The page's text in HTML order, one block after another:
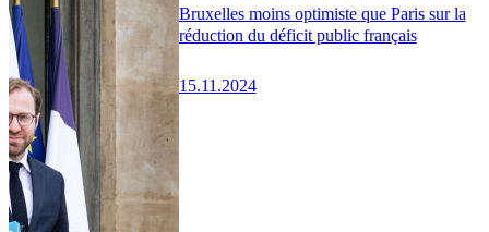
Bruxelles moins optimiste que Paris sur la
réduction du déficit public français
15.11.2024